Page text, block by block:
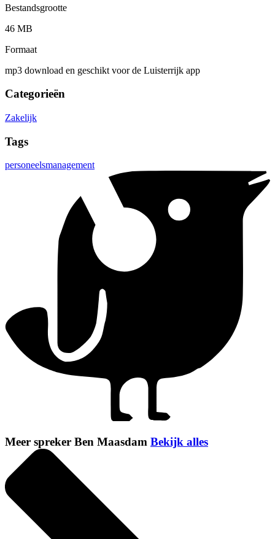
Bestandsgrootte
46 MB
Formaat
mp3 download en geschikt voor de Luisterrijk app
Categorieën
Zakelijk
Tags
personeelsmanagement
Meer spreker Ben Maasdam Bekijk alles